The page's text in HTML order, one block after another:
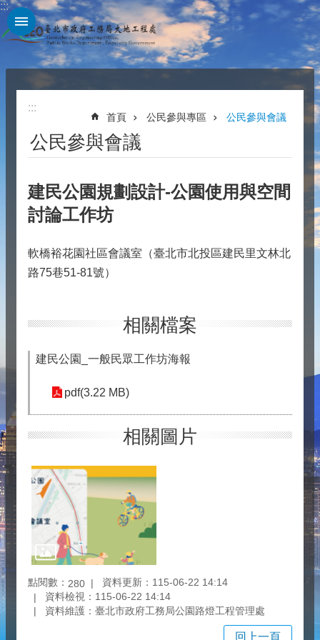
跳到主要內容區塊
:::
:::
首頁 公民參與專區 公民參與會議
公民參與會議
建民公園規劃設計-公園使用與空間
討論工作坊
軟橋裕花園社區會議室（臺北市北投區建民里文林北
路75巷51-81號）
相關檔案
建民公園_一般民眾工作坊海報
pdf(3.22 MB)
相關圖片
點閱數： 280
資料更新：115-06-22 14:14
資料檢視：115-06-22 14:14
資料維護：臺北市政府工務局公園路燈工程管理處
回上一頁